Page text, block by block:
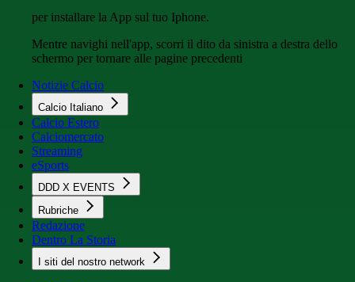
per installare la App sul tuo Iphone.
Mentre navighi nell'app, scorri il dito da sinistra a destra dello
schermo per tornare alle pagine precedenti
Notizie Calcio
Calcio Italiano
Calcio Estero
Calciomercato
Streaming
eSports
DDD X EVENTS
Rubriche
Redazione
Dentro La Storia
I siti del nostro network